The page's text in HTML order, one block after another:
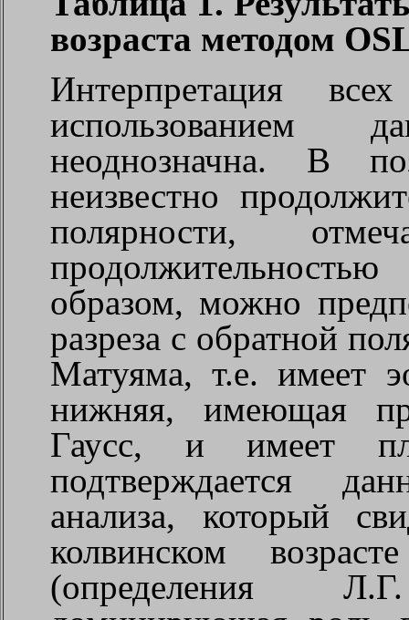
возраста методом
Интерпретация
использованием
неоднозначна. В
неизвестно
полярности,
образом, можно
разреза с обратной
Матуяма, т.е. имеет
нижняя, имеющая
Гаусс, и имеет
подтверждается
анализа, который
колвинском
(определения